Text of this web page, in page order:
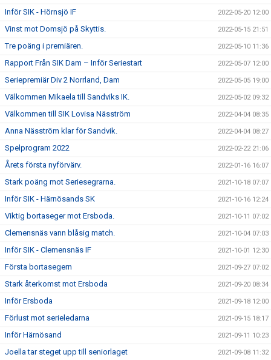
Inför SIK - Hörnsjö IF 2022-05-20 12:00
Vinst mot Domsjö på Skyttis. 2022-05-15 21:51
Tre poäng i premiären. 2022-05-10 11:36
Rapport Från SIK Dam – Inför Seriestart 2022-05-07 12:00
Seriepremiär Div 2 Norrland, Dam 2022-05-05 19:00
Välkommen Mikaela till Sandviks IK. 2022-05-02 09:32
Välkommen till SIK Lovisa Näsström 2022-04-04 08:35
Anna Näsström klar för Sandvik. 2022-04-04 08:27
Spelprogram 2022 2022-02-22 21:06
Årets första nyförvärv. 2022-01-16 16:07
Stark poäng mot Seriesegrarna. 2021-10-18 07:07
Inför SIK - Härnösands SK 2021-10-16 12:24
Viktig bortaseger mot Ersboda. 2021-10-11 07:02
Clemensnäs vann blåsig match. 2021-10-04 07:03
Inför SIK - Clemensnäs IF 2021-10-01 12:30
Första bortasegern 2021-09-27 07:02
Stark återkomst mot Ersboda 2021-09-20 08:34
Inför Ersboda 2021-09-18 12:00
Förlust mot serieledarna 2021-09-15 18:17
Inför Härnösand 2021-09-11 10:23
Joella tar steget upp till seniorlaget 2021-09-08 11:32